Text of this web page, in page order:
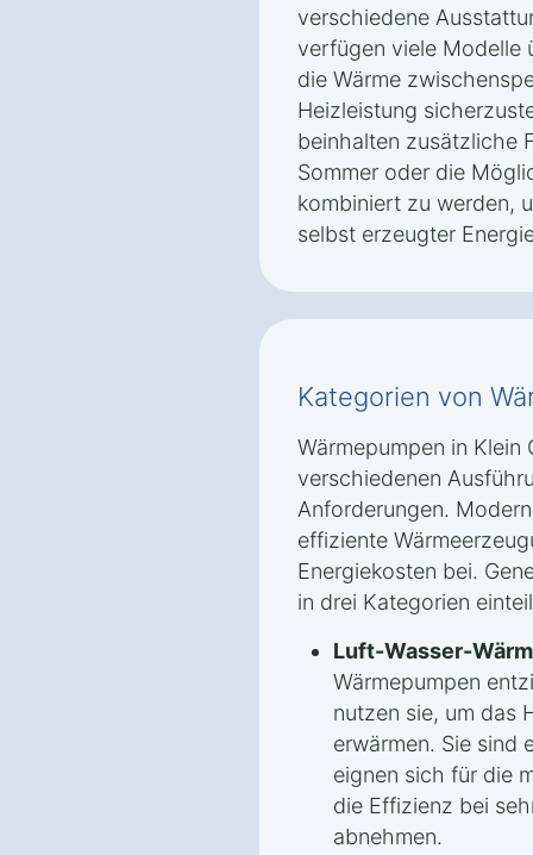
verschiedene
verfügen viele Modelle
die Wärme
Heizleistung
beinhalten zusätzliche
Sommer oder die
kombiniert zu werden,
selbst erzeugter
Kategorien von
Wärmepumpen in Klein
verschiedenen
Anforderungen.
effiziente
Energiekosten bei.
in drei Kategorien
Luft-Wasser-
Wärmepumpen
nutzen sie, um das
erwärmen. Sie sind
eignen sich für die
die Effizienz bei
abnehmen.